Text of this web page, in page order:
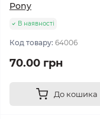
Pony
В наявності
Код товару: 64006
70.00 грн
До кошика